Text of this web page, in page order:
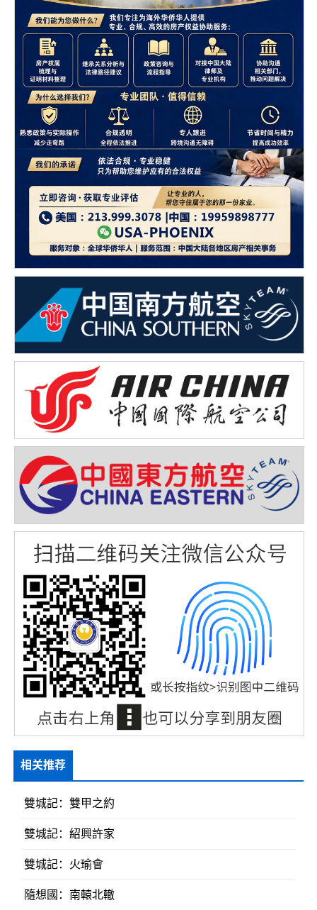
相关推荐
雙城記：雙甲之約
雙城記：紹興許家
雙城記：火瑜會
隨想國：南轅北轍